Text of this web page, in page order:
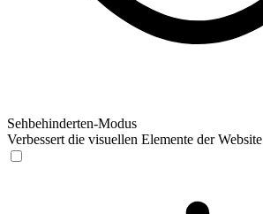
Sehbehinderten-Modus
Verbessert die visuellen Elemente der Website